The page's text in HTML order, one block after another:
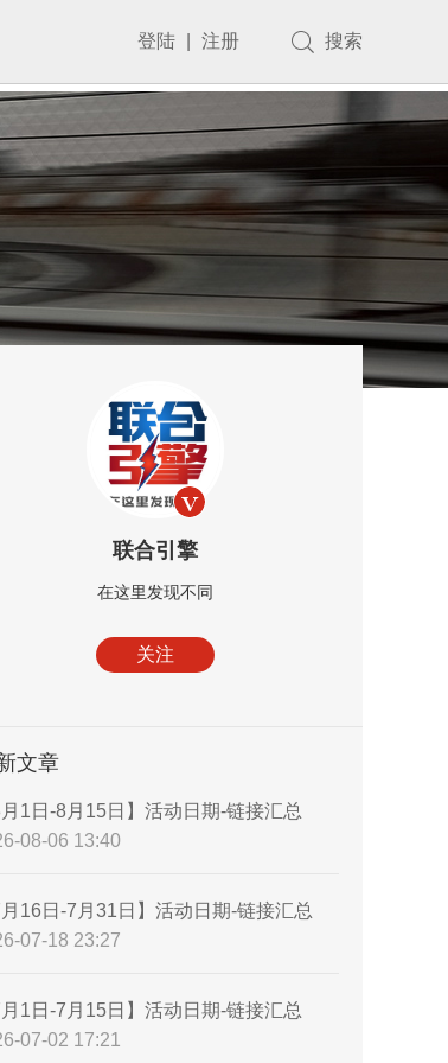
登陆 注册 搜索
联合引擎
在这里发现不同
关注
文章
月1日-8月15日】活动日期-链接汇总
08-06 13:40
月16日-7月31日】活动日期-链接汇总
07-18 23:27
月1日-7月15日】活动日期-链接汇总
07-02 17:21